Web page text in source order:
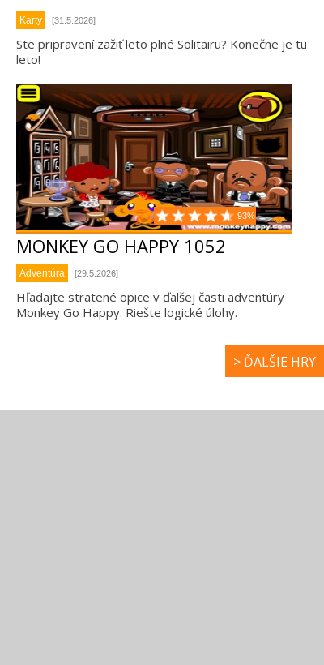
Karty [31.5.2026]
Ste pripravení zažiť leto plné Solitairu? Konečne je tu
leto!
93%
MONKEY GO HAPPY 1052
Adventúra [29.5.2026]
Hľadajte stratené opice v ďalšej časti adventúry
Monkey Go Happy. Riešte logické úlohy.
> ĎALŠIE HRY